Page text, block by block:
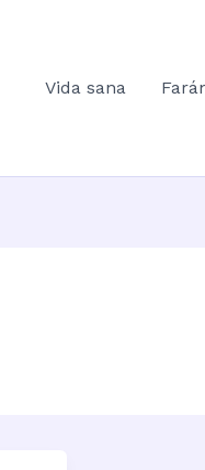
Vida sana